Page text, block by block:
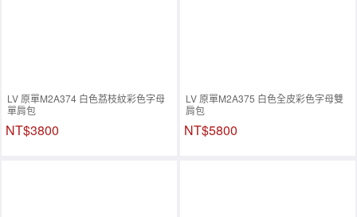
LV 原單M2A374 白色荔枝紋彩色字母
單肩包
NT$3800
LV 原單M2A375 白色全皮彩色字母雙
肩包
NT$5800